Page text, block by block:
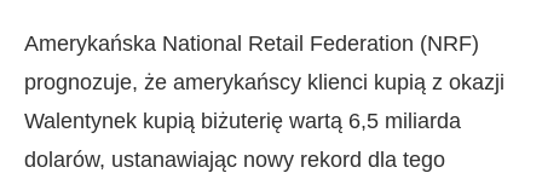
Amerykańska National Retail Federation (NRF)
prognozuje, że amerykańscy klienci kupią z okazji
Walentynek kupią biżuterię wartą 6,5 miliarda
dolarów, ustanawiając nowy rekord dla tego